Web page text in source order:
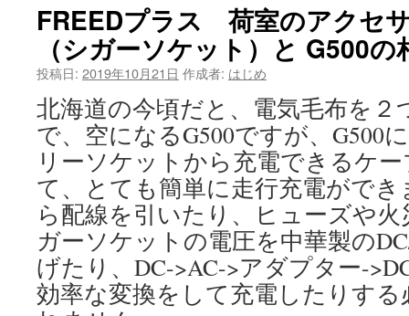
FREEDプラス 荷室のアクセ
（シガーソケット）と G500の
投稿日: 2019年10月21日 作成者: はじめ
北海道の今頃だと、電気毛布を２
で、空になるG500ですが、G500
リーソケットから充電できるケ
て、とても簡単に走行充電がで
ら配線を引いたり、ヒューズや
ガーソケットの電圧を中華製の
げたり、DC->AC->アダプター-
効率な変換をして充電したりす